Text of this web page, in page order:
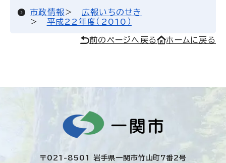
市政情報
広報いちのせき
平成22年度（2010）
前のページへ戻る ホームに戻る
〒021-8501 岩手県一関市竹山町7番2号